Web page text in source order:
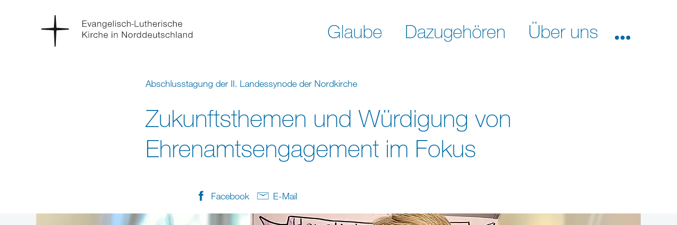
Glaube Dazugehören Über uns
Abschlusstagung der II. Landessynode der Nordkirche
Zukunftsthemen und Würdigung von
Ehrenamtsengagement im Fokus
Facebook E-Mail